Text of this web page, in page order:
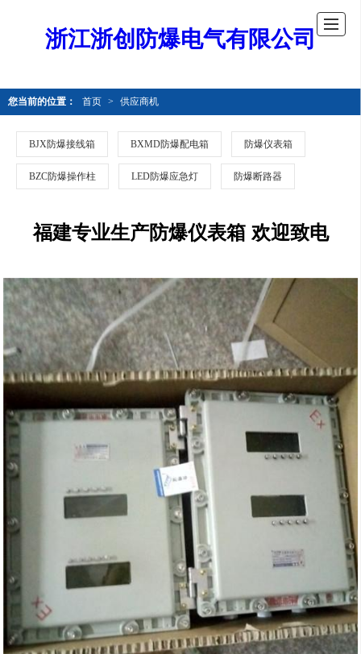
浙江浙创防爆电气有限公司
您当前的位置： 首页 > 供应商机
BJX防爆接线箱 BXMD防爆配电箱 防爆仪表箱
BZC防爆操作柱 LED防爆应急灯 防爆断路器
福建专业生产防爆仪表箱 欢迎致电